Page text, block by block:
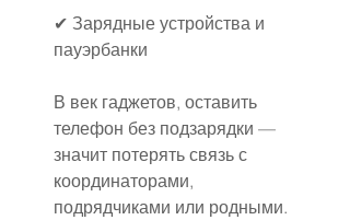
✔ Зарядные устройства и
пауэрбанки
В век гаджетов, оставить
телефон без подзарядки —
значит потерять связь с
координаторами,
подрядчиками или родными.